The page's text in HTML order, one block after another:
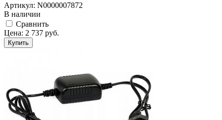
Артикул: N0000007872
В наличии
Cравнить
Цена: 2 737 руб.
Купить